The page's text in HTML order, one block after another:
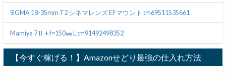
SIGMA 18-35mm T2 シネマレンズ EFマウント::m69511535661
Mamiya 7Ⅱ + f=150㎜ L::m91492498352
【今すぐ稼げる！】Amazonせどり最強の仕入れ方法